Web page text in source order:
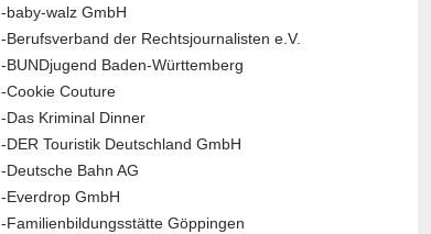
-baby-walz GmbH
-Berufsverband der Rechtsjournalisten e.V.
-BUNDjugend Baden-Württemberg
-Cookie Couture
-Das Kriminal Dinner
-DER Touristik Deutschland GmbH
-Deutsche Bahn AG
-Everdrop GmbH
-Familienbildungsstätte Göppingen